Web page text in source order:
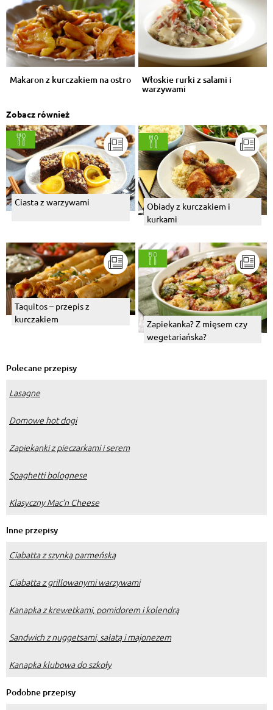
Makaron z kurczakiem na ostro Włoskie rurki z salami i
warzywami
Zobacz również
Ciasta z warzywami
Obiady z kurczakiem i
kurkami
Taquitos – przepis z
kurczakiem
Zapiekanka? Z mięsem czy
wegetariańska?
Polecane przepisy
Lasagne
Domowe hot dogi
Zapiekanki z pieczarkami i serem
Spaghetti bolognese
Klasyczny Mac’n Cheese
Inne przepisy
Ciabatta z szynką parmeńską
Ciabatta z grillowanymi warzywami
Kanapka z krewetkami, pomidorem i kolendrą
Sandwich z nuggetsami, sałatą i majonezem
Kanapka klubowa do szkoły
Podobne przepisy